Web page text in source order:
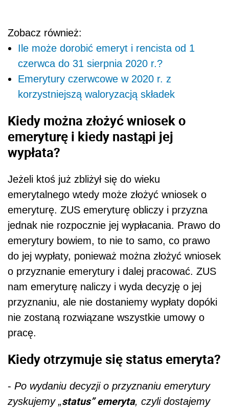
Zobacz również:
Ile może dorobić emeryt i rencista od 1
czerwca do 31 sierpnia 2020 r.?
Emerytury czerwcowe w 2020 r. z
korzystniejszą waloryzacją składek
Kiedy można złożyć wniosek o
emeryturę i kiedy nastąpi jej
wypłata?
Jeżeli ktoś już zbliżył się do wieku
emerytalnego wtedy może złożyć wniosek o
emeryturę. ZUS emeryturę obliczy i przyzna
jednak nie rozpocznie jej wypłacania. Prawo do
emerytury bowiem, to nie to samo, co prawo
do jej wypłaty, ponieważ można złożyć wniosek
o przyznanie emerytury i dalej pracować. ZUS
nam emeryturę naliczy i wyda decyzję o jej
przyznaniu, ale nie dostaniemy wypłaty dopóki
nie zostaną rozwiązane wszystkie umowy o
pracę.
Kiedy otrzymuje się status emeryta?
- Po wydaniu decyzji o przyznaniu emerytury
zyskujemy „status” emeryta, czyli dostajemy